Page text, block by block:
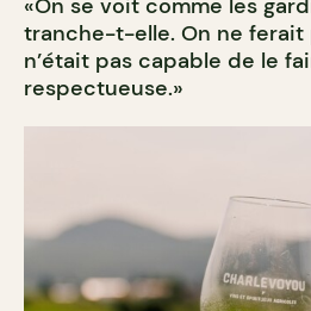
«On se voit comme les
tranche-t-elle. On ne ferait
n’était pas capable de le
respectueuse.»